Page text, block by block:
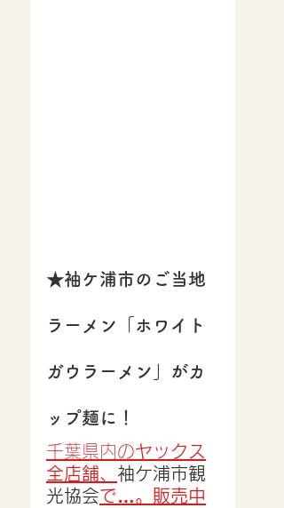
★袖ケ浦市のご当地
ラーメン「ホワイト
ガウラーメン」がカ
ップ麺に！
千葉県内のヤックス
全店舗、 袖ケ浦市観
光協会で…。販売中